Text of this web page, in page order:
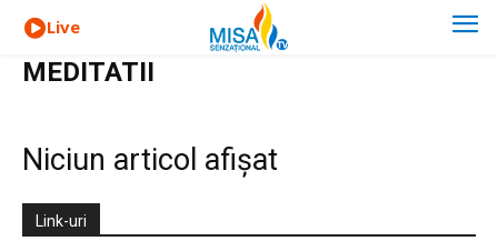
Live
MEDITATII
Niciun articol afișat
Link-uri